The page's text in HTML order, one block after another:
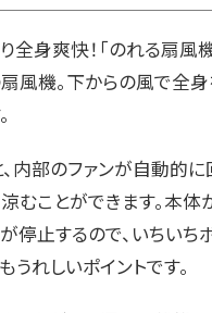
全身爽快！「のれる扇風
風機。下からの風で全身
内部のファンが自動的に
むことができます。本体
停止するので、いちいち
うれしいポイントです。